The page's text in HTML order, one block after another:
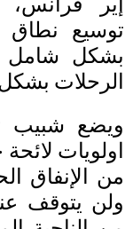
توسيع نطاق
بشكل شامل
الرحلات
ويضع شبيب
اولويات
من الإنفاق
ولن يتوقف